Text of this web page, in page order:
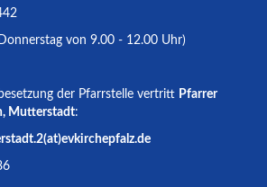
von 9.00 - 12.00 Uhr)
der Pfarrstelle vertritt Pfarrer
Mutterstadt: